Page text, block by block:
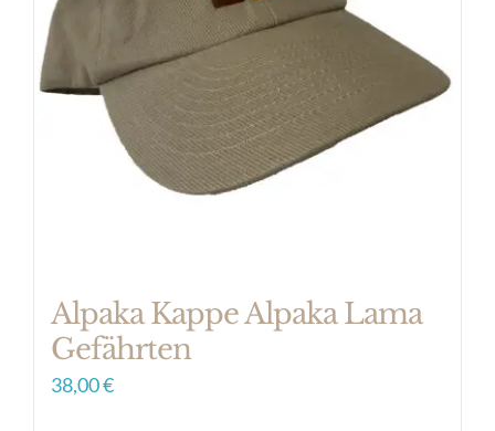
Die
Optionen
können
Produktseite
Alpaka Kappe Alpaka Lama
Gefährten
38,00€